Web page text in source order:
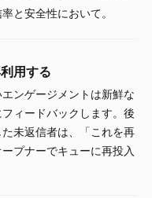
と安全性において。
用する
ンゲージメントは新鮮な
ィードバックします。後
未返信者は、「これを再
プナーでキューに再投入